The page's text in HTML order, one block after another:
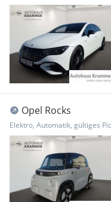
Opel Rocks
Elektro, Automatik, gültiges